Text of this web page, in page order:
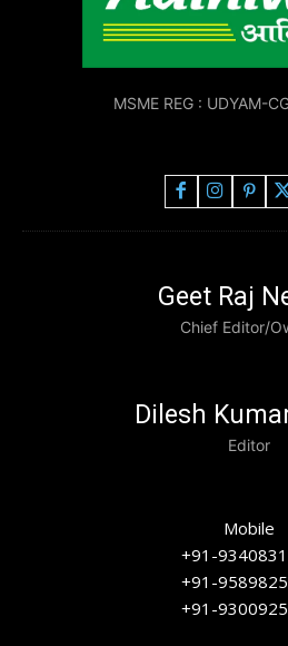
MSME REG : UDYAM-
Geet Raj
Chief Editor/
Dilesh
Editor
Mobile
+91-
+91-
+91-